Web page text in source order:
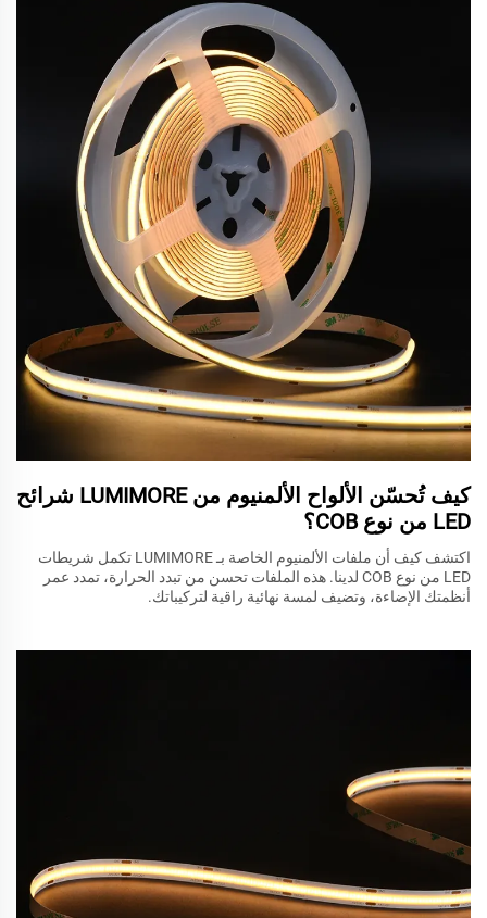
كيف تُحسّن الألواح الألمنيوم من LUMIMORE شرائح
LED من نوع COB؟
اكتشف كيف أن ملفات الألمنيوم الخاصة بـ LUMIMORE تكمل شريطات
LED من نوع COB لدينا. هذه الملفات تحسن من تبدد الحرارة، تمدد عمر
أنظمتك الإضاءة، وتضيف لمسة نهائية راقية لتركيباتك.